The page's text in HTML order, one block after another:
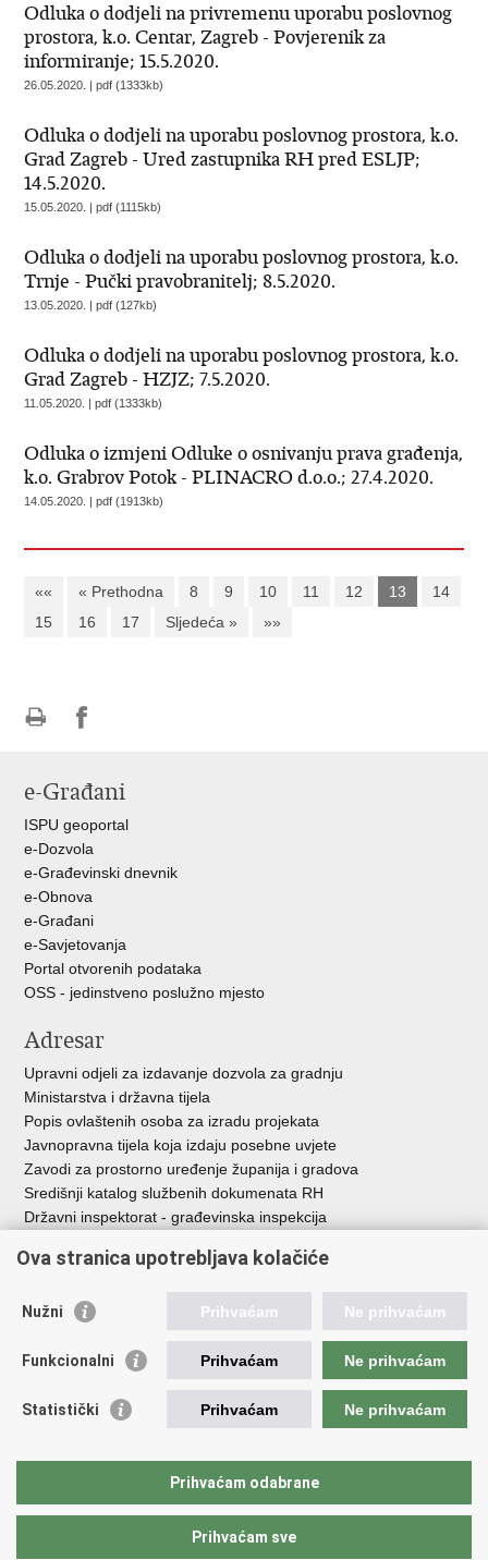
Odluka o dodjeli na privremenu uporabu poslovnog
prostora, k.o. Centar, Zagreb - Povjerenik za
informiranje; 15.5.2020.
26.05.2020. | pdf (1333kb)
Odluka o dodjeli na uporabu poslovnog prostora, k.o.
Grad Zagreb - Ured zastupnika RH pred ESLJP;
14.5.2020.
15.05.2020. | pdf (1115kb)
Odluka o dodjeli na uporabu poslovnog prostora, k.o.
Trnje - Pučki pravobranitelj; 8.5.2020.
13.05.2020. | pdf (127kb)
Odluka o dodjeli na uporabu poslovnog prostora, k.o.
Grad Zagreb - HZJZ; 7.5.2020.
11.05.2020. | pdf (1333kb)
Odluka o izmjeni Odluke o osnivanju prava građenja,
k.o. Grabrov Potok - PLINACRO d.o.o.; 27.4.2020.
14.05.2020. | pdf (1913kb)
«« « Prethodna 8 9 10 11 12 13
14
15
16 17 Sljedeća » »»
FacebookuTwitteru
e-Građani
ISPU geoportal
e-Dozvola
e-Građevinski dnevnik
e-Obnova
e-Građani
e-Savjetovanja
Portal otvorenih podataka
OSS - jedinstveno poslužno mjesto
Adresar
Upravni odjeli za izdavanje dozvola za gradnju
Ministarstva i državna tijela
Popis ovlaštenih osoba za izradu projekata
Javnopravna tijela koja izdaju posebne uvjete
Zavodi za prostorno uređenje županija i gradova
Središnji katalog službenih dokumenata RH
Državni inspektorat - građevinska inspekcija
Vlada Republike Hrvatske
Agencija za pravni promet i posredovanje nekretninama
Fond za zaštitu okoliša i energetsku učinkovitost
Državne nekretnine d.o.o.
Ova stranica upotrebljava kolačiće
Nužni Prihvaćam Ne prihvaćam
Funkcionalni Prihvaćam Ne prihvaćam
Statistički Prihvaćam Ne prihvaćam
Prihvaćam odabrane
Prihvaćam sve